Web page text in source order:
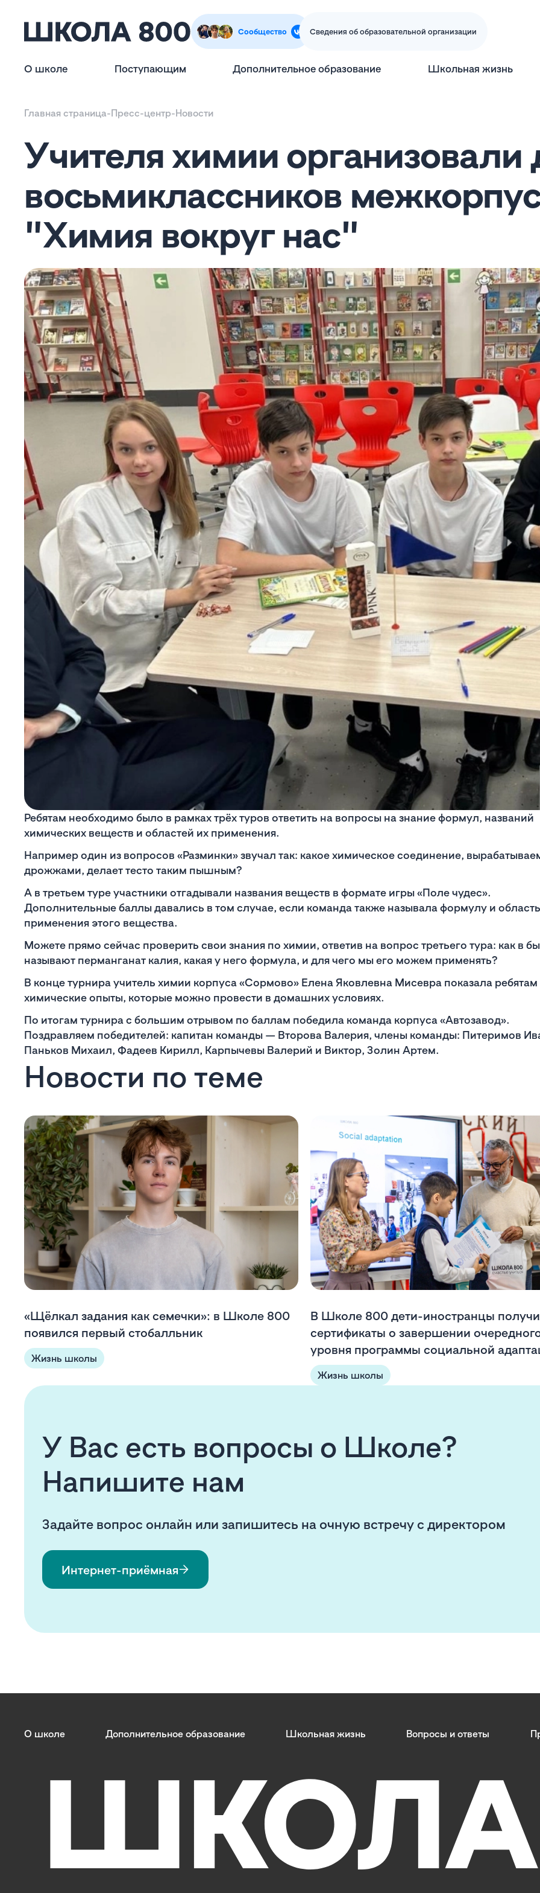
Сообщество Сведения об образовательной организации
О школе Поступающим Дополнительное образование Школьная жизнь
Главная страница-Пресс-центр-Новости
Учителя химии организовали
восьмиклассников
"Химия вокруг нас"
Ребятам необходимо было в рамках трёх туров ответить на вопросы на знание формул, названий
химических веществ и областей их применения.
Например один из вопросов «Разминки» звучал так: какое химическое соединение,
дрожжами, делает тесто таким пышным?
А в третьем туре участники отгадывали названия веществ в формате игры «Поле чудес».
Дополнительные баллы давались в том случае, если команда также называла формулу и область
применения этого вещества.
Можете прямо сейчас проверить свои знания по химии, ответив на вопрос третьего тура: как в
называют перманганат калия, какая у него формула, и для чего мы его можем применять?
В конце турнира учитель химии корпуса «Сормово» Елена Яковлевна Мисевра показала ребятам
химические опыты, которые можно провести в домашних условиях.
По итогам турнира с большим отрывом по баллам победила команда корпуса «Автозавод».
Поздравляем победителей: капитан команды — Второва Валерия, члены команды: Питеримов
Паньков Михаил, Фадеев Кирилл, Карпычевы Валерий и Виктор, Золин Артем.
Новости по теме
«Щёлкал задания как семечки»: в Школе 800
появился первый стобалльник
Жизнь школы
В Школе 800 дети-иностранцы
сертификаты о завершении
уровня программы социальной
Жизнь школы
У Вас есть вопросы о Школе?
Напишите нам
Задайте вопрос онлайн или запишитесь на очную встречу с директором
Интернет-приёмная
О школе Дополнительное образование Школьная жизнь Вопросы и ответы